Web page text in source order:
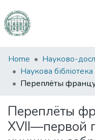
Communities
&
Collections
Statistics
Home
Наукова бібліотека
Переплёты
XVII—первой